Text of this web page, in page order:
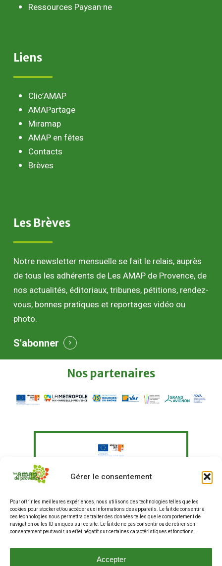
Gérer le consentement
Pour offrir les meilleures expériences, nous utilisons des technologies telles que les
cookies pour stocker et/ou accéder aux informations des appareils. Le fait de consentir à
ces technologies nous permettra de traiter des données telles que le comportement de
navigation ou les ID uniques sur ce site. Le fait de ne pas consentir ou de retirer son
consentement peut avoir un effet négatif sur certaines caractéristiques et fonctions.
Accepter
Ressources Paysan·ne
Liens
Clic’AMAP
AMAPartage
Miramap
AMAP en fêtes
Contacts
Brèves
Les Brèves
Notre newsletter mensuelle se fait le relais, auprès
de tous les adhérents de Les AMAP de Provence, de
nos actualités, éditoriaux, tribunes, pétitions, rendez-
vous, bonnes pratiques et reportages vidéo ou
photo.
S'abonner
Nos partenaires
Le Fonds Européen Agricole pour le
d'actions visant à "Agir pour une
alimentation plus durable en
entreprises et restauration hors
domicile, et renforcer les liens entre
La production de ce site internet a fait